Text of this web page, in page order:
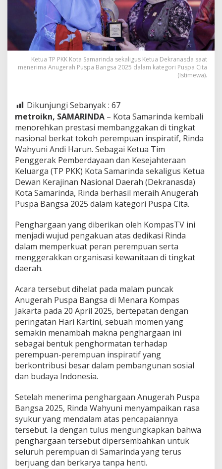
Ketua TP PKK Kota Samarinda sekaligus Ketua Dekranasda saat
menerima Anugerah Puspa Bangsa 2025 dalam kategori Puspa Cita
(Istimewa).
Dikunjungi Sebanyak : 67
metroikn, SAMARINDA – Kota Samarinda kembali
menorehkan prestasi membanggakan di tingkat
nasional berkat tokoh perempuan inspiratif, Rinda
Wahyuni Andi Harun. Sebagai Ketua Tim
Penggerak Pemberdayaan dan Kesejahteraan
Keluarga (TP PKK) Kota Samarinda sekaligus Ketua
Dewan Kerajinan Nasional Daerah (Dekranasda)
Kota Samarinda, Rinda berhasil meraih Anugerah
Puspa Bangsa 2025 dalam kategori Puspa Cita.
Penghargaan yang diberikan oleh KompasTV ini
menjadi wujud pengakuan atas dedikasi Rinda
dalam memperkuat peran perempuan serta
menggerakkan organisasi kewanitaan di tingkat
daerah.
Acara tersebut dihelat pada malam puncak
Anugerah Puspa Bangsa di Menara Kompas
Jakarta pada 20 April 2025, bertepatan dengan
peringatan Hari Kartini, sebuah momen yang
semakin menambah makna penghargaan ini
sebagai bentuk penghormatan terhadap
perempuan-perempuan inspiratif yang
berkontribusi besar dalam pembangunan sosial
dan budaya Indonesia.
Setelah menerima penghargaan Anugerah Puspa
Bangsa 2025, Rinda Wahyuni menyampaikan rasa
syukur yang mendalam atas pencapaiannya
tersebut. Ia dengan tulus mengungkapkan bahwa
penghargaan tersebut dipersembahkan untuk
seluruh perempuan di Samarinda yang terus
berjuang dan berkarya tanpa henti.